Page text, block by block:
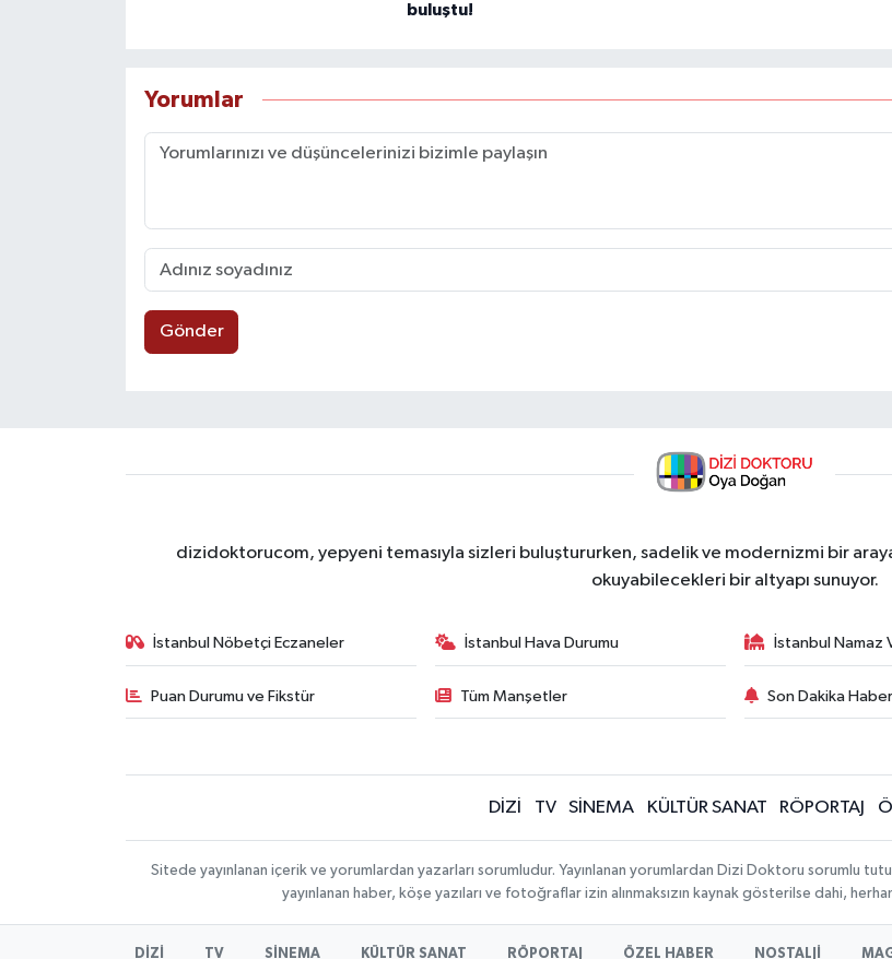
buluştu!
Yorumlar
Gönder
dizidoktorucom, yepyeni temasıyla sizleri buluştururken, sadelik ve modernizmi bir
okuyabilecekleri bir altyapı sunuyor.
İstanbul Nöbetçi Eczaneler İstanbul Hava Durumu İstanbul Namaz
Puan Durumu ve Fikstür Tüm Manşetler Son Dakika
DİZİ TV SİNEMA KÜLTÜR SANAT RÖPORTAJ
Sitede yayınlanan içerik ve yorumlardan yazarları sorumludur. Yayınlanan yorumlardan Dizi Doktoru sorumlu
yayınlanan haber, köşe yazıları ve fotoğraflar izin alınmaksızın kaynak gösterilse dahi,
DİZİ TV SİNEMA KÜLTÜR SANAT RÖPORTAJ ÖZEL HABER NOSTALJİ